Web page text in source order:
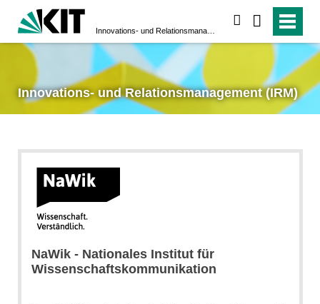
Innovations- und Relationsmanagement (IRM)
NaWik - Nationales Institut für
Wissenschaftskommunikation